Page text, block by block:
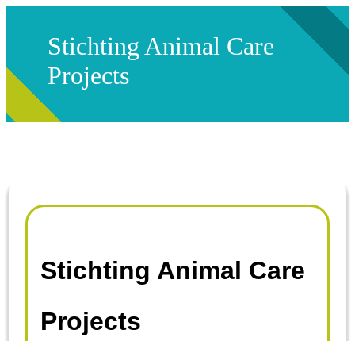
Stichting Animal Care
Projects
Stichting Animal Care
Projects